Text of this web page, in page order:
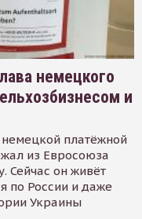
немецкого
и
платёжной
из Евросоюза
Сейчас он живёт
по России и даже
Украины